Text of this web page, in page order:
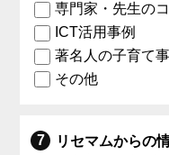
専門家・先生の
ICT活用事例
著名人の子育て
その他
リセマムからの